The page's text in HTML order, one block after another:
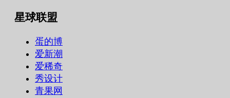
星球联盟
蛋的博
爱新潮
爱稀奇
秀设计
青果网